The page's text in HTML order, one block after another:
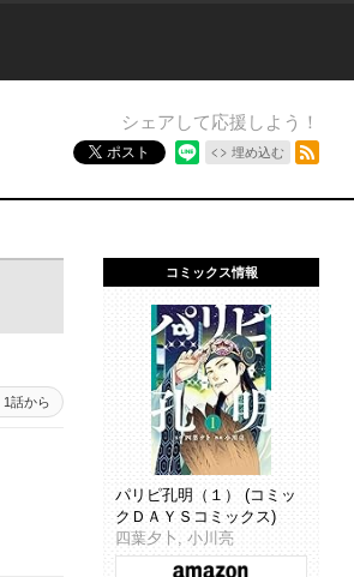
シェアして応援しよう！
ポスト 埋め込む
1話から
コミックス情報
パリピ孔明（１） (コミッ
クＤＡＹＳコミックス)
四葉夕卜, 小川亮